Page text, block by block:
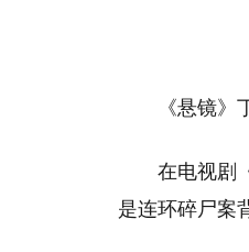
《悬镜》
在电视剧
是连环碎尸案